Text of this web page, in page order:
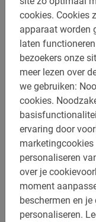
cookies. Cookies
apparaat worden
laten
bezoekers onze
meer lezen over
we gebruiken:
cookies.
ervaring door
personaliseren
over je
moment
beschermen en
personaliseren.
online
Boek nu deMadrid
online bij Baja
beschikbaarheid?
op onze pagina.
je reservering.
jaar profiteren bij
een kinderkorting!
NB:de fiets is
Je stedentrip
langs de